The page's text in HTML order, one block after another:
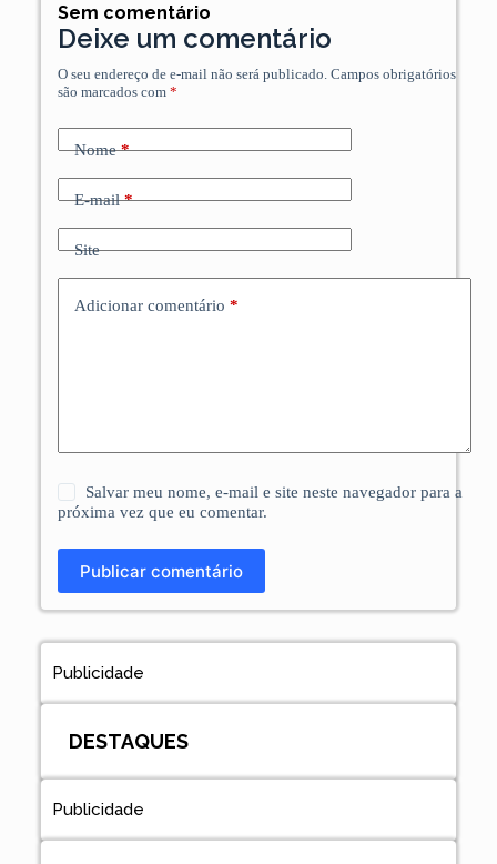
Sem comentário
Deixe um comentário
O seu endereço de e-mail não será publicado. Campos obrigatórios
são marcados com *
Nome*
E-mail*
Site
Adicionar comentário *
Salvar meu nome, e-mail e site neste navegador para a
próxima vez que eu comentar.
Publicar comentário
Publicidade
DESTAQUES
Publicidade